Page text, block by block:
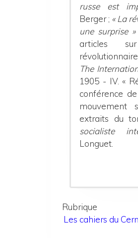
russe est
Berger ; « La
une surprise »
articles
The
1905 - IV. «
conférence
mouvement
extraits du
socialiste
Longuet.
Rubrique
Les cahiers du